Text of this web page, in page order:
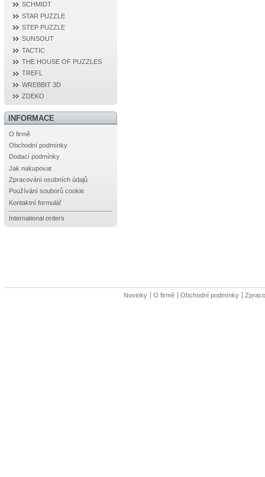
SCHMIDT
STAR PUZZLE
STEP PUZZLE
SUNSOUT
TACTIC
THE HOUSE OF PUZZLES
TREFL
WREBBIT 3D
ZDEKO
INFORMACE
O firmě
Obchodní podmínky
Dodací podmínky
Jak nakupovat
Zpracování osobních údajů
Používání souborů cookie
Kontaktní formulář
International orders
Novinky O firmě Obchodní podmínky